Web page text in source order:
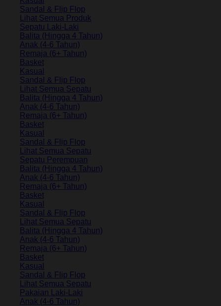
Sandal & Flip Flop
Lihat Semua Produk
Sepatu Laki-Laki
Balita (Hingga 4 Tahun)
Anak (4-6 Tahun)
Remaja (6+ Tahun)
Basket
Kasual
Sandal & Flip Flop
Lihat Semua Sepatu
Balita (Hingga 4 Tahun)
Anak (4-6 Tahun)
Remaja (6+ Tahun)
Basket
Kasual
Sandal & Flip Flop
Lihat Semua Sepatu
Sepatu Perempuan
Balita (Hingga 4 Tahun)
Anak (4-6 Tahun)
Remaja (6+ Tahun)
Basket
Kasual
Sandal & Flip Flop
Lihat Semua Sepatu
Balita (Hingga 4 Tahun)
Anak (4-6 Tahun)
Remaja (6+ Tahun)
Basket
Kasual
Sandal & Flip Flop
Lihat Semua Sepatu
Pakaian Laki-Laki
Anak (4-6 Tahun)